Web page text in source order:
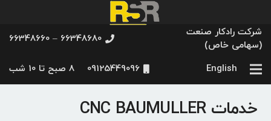
شرکت رادکار صنعت
(سهامی خاص)
66348680 – 66348660
English
09125449096 8 صبح تا 10 شب
خدمات CNC BAUMULLER